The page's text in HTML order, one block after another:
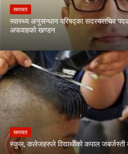
समाचार
स्वास्थ्य अनुसन्धान परिषद्का सदस्यसचिव
अफवाहको खण्डन
समाचार
स्कुल, कलेजहरुले विद्यार्थीको कपाल